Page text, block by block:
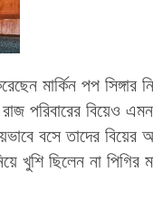
মার্কিন পপ সিঙ্গার
পরিবারের বিয়েও এমন
বসে তাদের
খুশি ছিলেন না পিগির